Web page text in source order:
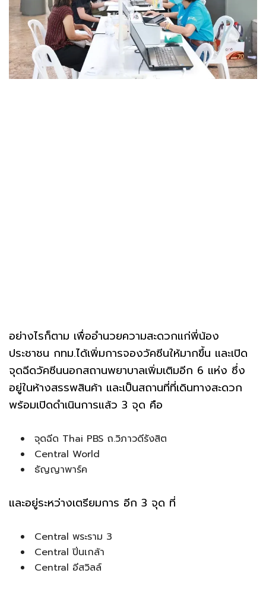
อย่างไรก็ตาม เพื่ออำนวยความสะดวกแก่พี่น้อง
ประชาชน กทม.ได้เพิ่มการจองวัคซีนให้มากขึ้น และเปิด
จุดฉีดวัคซีนนอกสถานพยาบาลเพิ่มเติมอีก 6 แห่ง ซึ่ง
อยู่ในห้างสรรพสินค้า และเป็นสถานที่ที่เดินทางสะดวก
พร้อมเปิดดำเนินการแล้ว 3 จุด คือ
จุดฉีด Thai PBS ถ.วิภาวดีรังสิต
Central World
ธัญญาพาร์ค
และอยู่ระหว่างเตรียมการ อีก 3 จุด ที่
Central พระราม 3
Central ปิ่นเกล้า
Central อีสวิลล์